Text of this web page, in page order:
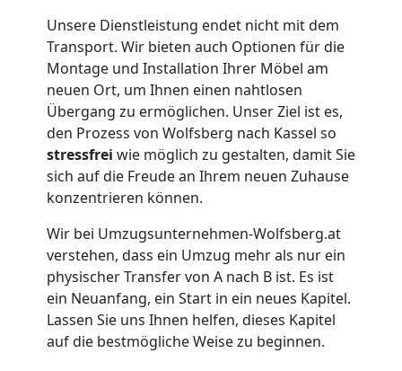
Unsere Dienstleistung endet nicht mit dem
Transport. Wir bieten auch Optionen für die
Montage und Installation Ihrer Möbel am
neuen Ort, um Ihnen einen nahtlosen
Übergang zu ermöglichen. Unser Ziel ist es,
den Prozess von Wolfsberg nach Kassel so
stressfrei wie möglich zu gestalten, damit Sie
sich auf die Freude an Ihrem neuen Zuhause
konzentrieren können.
Wir bei Umzugsunternehmen-Wolfsberg.at
verstehen, dass ein Umzug mehr als nur ein
physischer Transfer von A nach B ist. Es ist
ein Neuanfang, ein Start in ein neues Kapitel.
Lassen Sie uns Ihnen helfen, dieses Kapitel
auf die bestmögliche Weise zu beginnen.
Wolfsberg
Umzug
für
Senioren
Wolfsberg
Fernumzug